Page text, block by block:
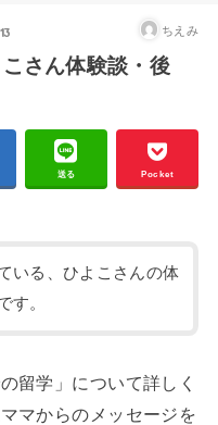
ちえみ
さん体験談・後
送る Pocket
いる、ひよこさんの体
す。
留学」について詳しく
マからのメッセージを